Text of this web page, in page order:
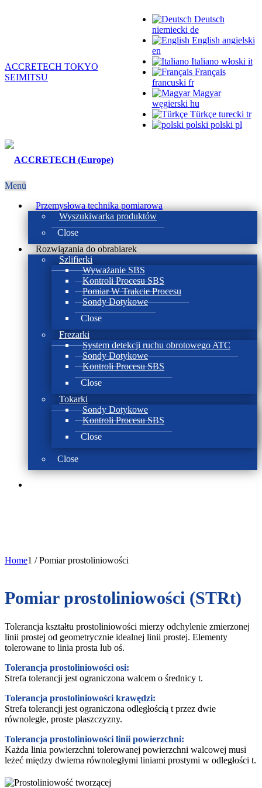
Deutsch
niemiecki de
English angielski
en
Italiano włoski it
Français
francuski fr
Magyar
węgierski hu
Türkçe turecki tr
polski polski pl
ACCRETECH TOKYO
SEIMITSU
Menü
Przemysłowa technika pomiarowa
Wyszukiwarka produktów
Close
Rozwiązania do obrabiarek
Szlifierki
Wyważanie SBS
Kontroli Procesu SBS
Pomiar W Trakcie Procesu
Sondy Dotykowe
Close
Frezarki
System detekcji ruchu obrotowego ATC
Sondy Dotykowe
Kontroli Procesu SBS
Close
Tokarki
Sondy Dotykowe
Kontroli Procesu SBS
Close
Close
Home1 / Pomiar prostoliniowości
Pomiar prostoliniowości (STRt)
Tolerancja kształtu prostoliniowości mierzy odchylenie zmierzonej
linii prostej od geometrycznie idealnej linii prostej. Elementy
tolerowane to linia prosta lub oś.
Tolerancja prostoliniowości osi:
Strefa tolerancji jest ograniczona walcem o średnicy t.
Tolerancja prostoliniowości krawędzi:
Strefa tolerancji jest ograniczona odległością t przez dwie
równoległe, proste płaszczyzny.
Tolerancja prostoliniowości linii powierzchni:
Każda linia powierzchni tolerowanej powierzchni walcowej musi
leżeć między dwiema równoległymi liniami prostymi w odległości t.